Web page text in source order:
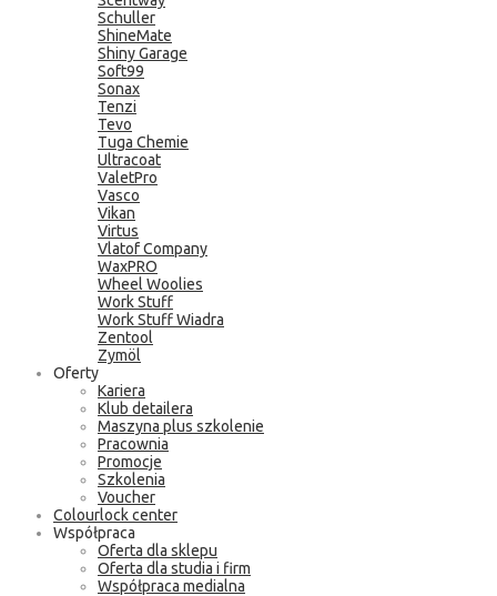
Schuller
ShineMate
Shiny Garage
Soft99
Sonax
Tenzi
Tevo
Tuga Chemie
Ultracoat
ValetPro
Vasco
Vikan
Virtus
Vlatof Company
WaxPRO
Wheel Woolies
Work Stuff
Work Stuff Wiadra
Zentool
Zymöl
Oferty
Kariera
Klub detailera
Maszyna plus szkolenie
Pracownia
Promocje
Szkolenia
Voucher
Colourlock center
Współpraca
Oferta dla sklepu
Oferta dla studia i firm
Współpraca medialna